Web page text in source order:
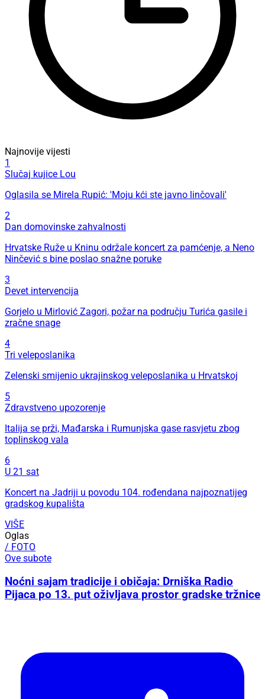
Najnovije vijesti
1
Slučaj kujice Lou
Oglasila se Mirela Rupić: 'Moju kći ste javno linčovali'
2
Dan domovinske zahvalnosti
Hrvatske Ruže u Kninu održale koncert za pamćenje, a Neno
Ninčević s bine poslao snažne poruke
3
Devet intervencija
Gorjelo u Mirlović Zagori, požar na području Turića gasile i
zračne snage
4
Tri veleposlanika
Zelenski smijenio ukrajinskog veleposlanika u Hrvatskoj
5
Zdravstveno upozorenje
Italija se prži, Mađarska i Rumunjska gase rasvjetu zbog
toplinskog vala
6
U 21 sat
Koncert na Jadriji u povodu 104. rođendana najpoznatijeg
gradskog kupališta
VIŠE
Oglas
/ FOTO
Ove subote
Noćni sajam tradicije i običaja: Drniška Radio
Pijaca po 13. put oživljava prostor gradske tržnice